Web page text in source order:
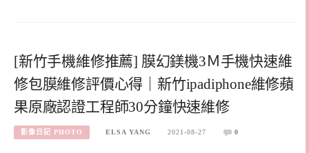
[新竹手機維修推薦] 膜幻鎂機3Ｍ手機快速維
修包膜維修評價心得｜新竹ipadiphone維修蘋
果原廠認證工程師30分鐘快速維修
影像日記 PHOTO ELSA YANG 2021-08-27 0